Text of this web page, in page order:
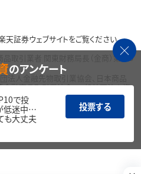
証券ウェブサイトをご覧ください。
品取引業者 関東財務局長（金商）第195
法人金融先物取引業協会、日本商品
融商品取引業協会、一般社団法人資
All
のアンケート
で投
低迷中…
も大丈夫
投票する